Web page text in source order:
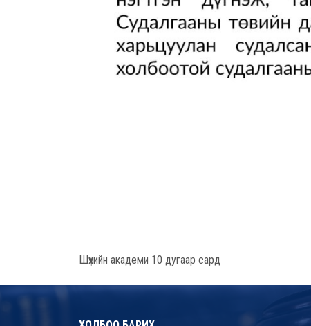
Шүүхийн академи 10 дугаар сард